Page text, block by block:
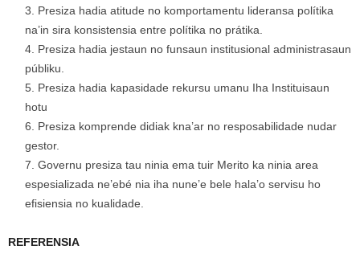
Presiza hadia atitude no komportamentu lideransa polítika
na’in sira konsistensia entre polítika no prátika.
Presiza hadia jestaun no funsaun institusional administrasaun
públiku.
Presiza hadia kapasidade rekursu umanu Iha Instituisaun
hotu
Presiza komprende didiak kna’ar no resposabilidade nudar
gestor.
Governu presiza tau ninia ema tuir Merito ka ninia area
espesializada ne’ebé nia iha nune’e bele hala’o servisu ho
efisiensia no kualidade.
REFERENSIA